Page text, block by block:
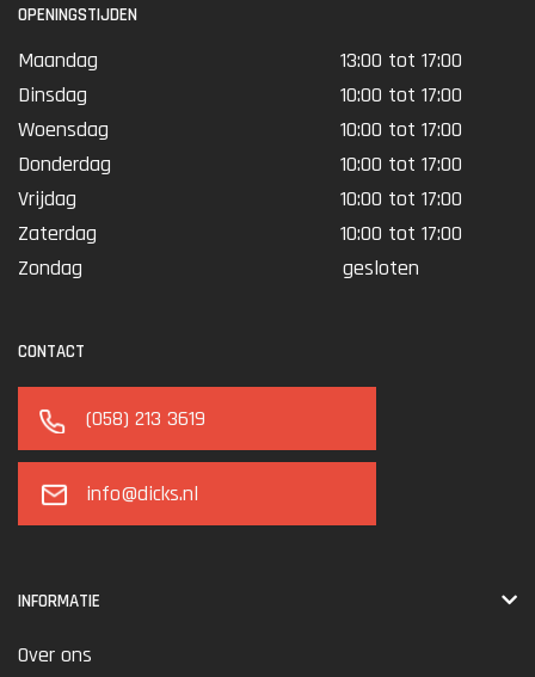
OPENINGSTIJDEN
Maandag
13:00 tot 17:00
Dinsdag
10:00 tot 17:00
Woensdag
10:00 tot 17:00
Donderdag
10:00 tot 17:00
Vrijdag
10:00 tot 17:00
Zaterdag
10:00 tot 17:00
Zondag
gesloten
CONTACT
(058) 213 3619
info@dicks.nl
INFORMATIE
Over ons